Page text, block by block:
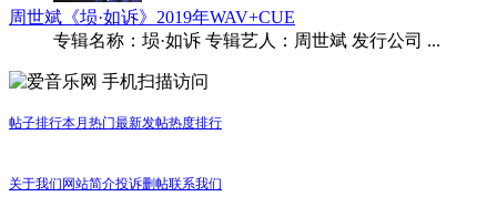
周世斌《埙·如诉》2019年WAV+CUE
专辑名称：埙·如诉 专辑艺人：周世斌 发行公司 ...
手机扫描访问
帖子排行本月热门最新发帖热度排行
关于我们 网站简介投诉删帖联系我们